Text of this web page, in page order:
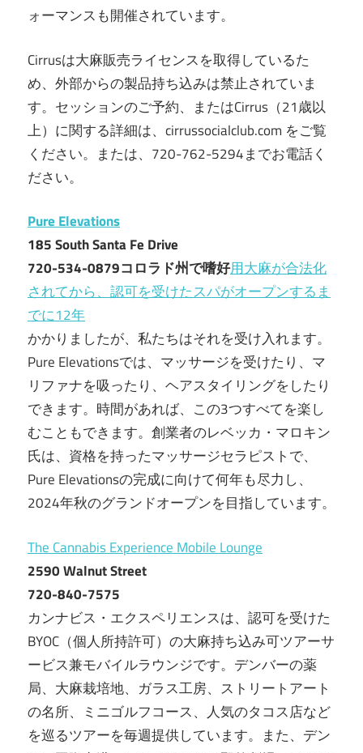
ォーマンスも開催されています。
Cirrusは大麻販売ライセンスを取得しているた
め、外部からの製品持ち込みは禁止されていま
す。セッションのご予約、またはCirrus（21歳以
上）に関する詳細は、cirrussocialclub.com をご覧
ください。または、720-762-5294までお電話く
ださい。
Pure Elevations
185 South Santa Fe Drive
720-534-0879コロラド州で嗜好用大麻が合法化
されてから、認可を受けたスパがオープンするま
でに12年
かかりましたが、私たちはそれを受け入れます。
Pure Elevationsでは、マッサージを受けたり、マ
リファナを吸ったり、ヘアスタイリングをしたり
できます。時間があれば、この3つすべてを楽し
むこともできます。創業者のレベッカ・マロキン
氏は、資格を持ったマッサージセラピストで、
Pure Elevationsの完成に向けて何年も尽力し、
2024年秋のグランドオープンを目指しています。
The Cannabis Experience Mobile Lounge
2590 Walnut Street
720-840-7575
カンナビス・エクスペリエンスは、認可を受けた
BYOC（個人所持許可）の大麻持ち込み可ツアーサ
ービス兼モバイルラウンジです。デンバーの薬
局、大麻栽培地、ガラス工房、ストリートアート
の名所、ミニゴルフコース、人気のタコス店など
を巡るツアーを毎週提供しています。また、デン